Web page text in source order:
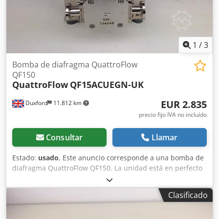
1 /3
Duxford 11.812 km
Bomba de diafragma QuattroFlow
QF150
QuattroFlow QF15ACUEGN-UK
EUR 2.835
precio fijo IVA no incluído
Consultar Llamar
Estado: usado, Este anuncio corresponde a una bomba de
diafragma QuattroFlow QF150. La unidad está en perfecto
estado de funcionamiento y está lista para su entrega
inmediata. La Quattroflow 150S es una bomba de
diafragma de 4 pistones, que se utiliza principalmente
Clasificado